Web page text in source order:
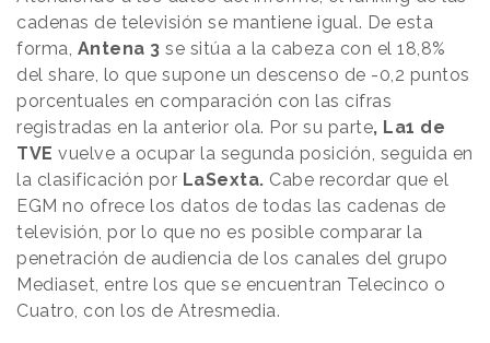
cadenas de televisión se mantiene igual. De esta
forma, Antena 3 se sitúa a la cabeza con el 18,8%
del share, lo que supone un descenso de -0,2 puntos
porcentuales en comparación con las cifras
registradas en la anterior ola. Por su parte, La1 de
TVE vuelve a ocupar la segunda posición, seguida en
la clasificación por LaSexta. Cabe recordar que el
EGM no ofrece los datos de todas las cadenas de
televisión, por lo que no es posible comparar la
penetración de audiencia de los canales del grupo
Mediaset, entre los que se encuentran Telecinco o
Cuatro, con los de Atresmedia.